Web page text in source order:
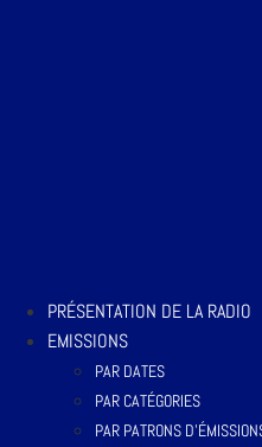
PRÉSENTATION DE LA RADIO
EMISSIONS
PAR DATES
PAR CATÉGORIES
PAR PATRONS